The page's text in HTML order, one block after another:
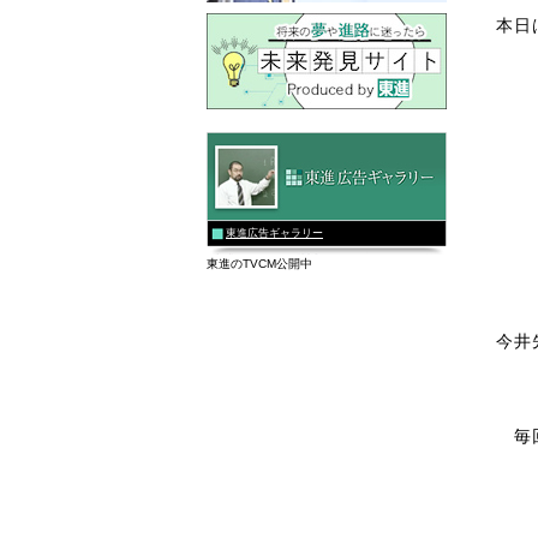
本日
今井
毎
東進広告ギャラリー
東進のTVCM公開中